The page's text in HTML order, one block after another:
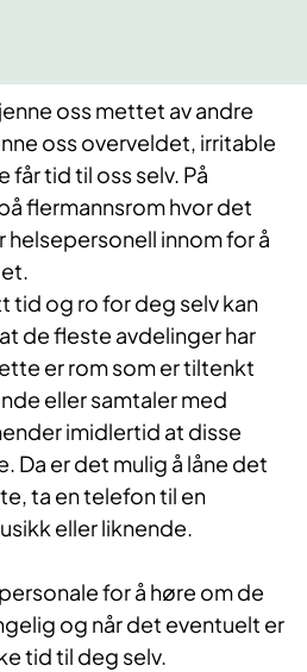
oss mettet av andre
oss overveldet, irritable
tid til oss selv. På
flermannsrom hvor det
innom for å
tid og ro for deg selv kan
de fleste avdelinger har
er rom som er tiltenkt
eller samtaler med
imidlertid at disse
Da er det mulig å låne det
ta en telefon til en
eller liknende.
for å høre om de
og når det eventuelt er
tid til deg selv.